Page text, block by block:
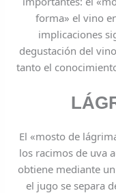
forma» el vino
implicaciones
degustación del
tanto el
El «mosto de
los racimos de uva
obtiene mediante
el jugo se separa